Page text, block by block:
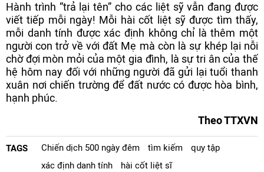
Hành trình “trả lại tên” cho các liệt sỹ vẫn đang được
viết tiếp mỗi ngày! Mỗi hài cốt liệt sỹ được tìm thấy,
mỗi danh tính được xác định không chỉ là thêm một
người con trở về với đất Mẹ mà còn là sự khép lại nỗi
chờ đợi mòn mỏi của một gia đình, là sự tri ân của thế
hệ hôm nay đối với những người đã gửi lại tuổi thanh
xuân nơi chiến trường để đất nước có được hòa bình,
hạnh phúc.
Theo TTXVN
TAGS Chiến dịch 500 ngày đêm tìm kiếm
quy tập
xác định danh tính
hài cốt liệt sĩ